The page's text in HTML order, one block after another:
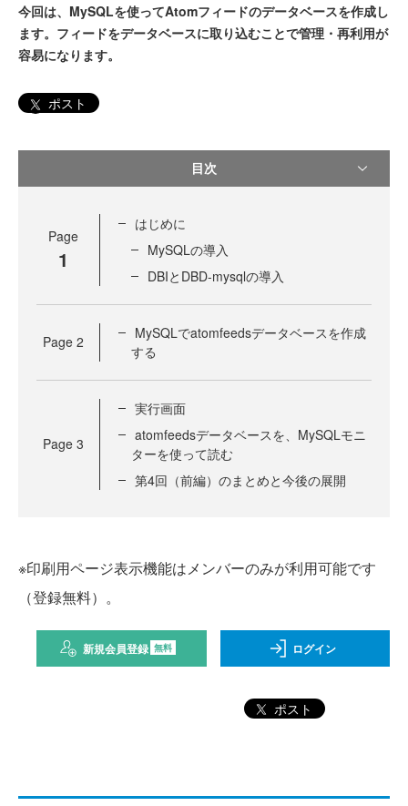
今回は、MySQLを使ってAtomフィードのデータベースを作成し
ます。フィードをデータベースに取り込むことで管理・再利用が
容易になります。
ポスト
目次
Page
1
はじめに
MySQLの導入
DBIとDBD-mysqlの導入
Page 2
MySQLでatomfeedsデータベースを作成
する
Page 3
実行画面
atomfeedsデータベースを、MySQLモニ
ターを使って読む
第4回（前編）のまとめと今後の展開
※印刷用ページ表示機能はメンバーのみが利用可能です
（登録無料）。
新規会員登録 無料 ログイン
ポスト